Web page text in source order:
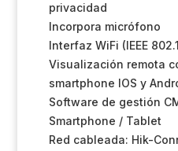
privacidad
Incorpora micrófono
Interfaz WiFi (IEEE
Visualización remota
smartphone IOS y
Software de gestión
Smartphone / Tablet
Red cableada: Hik-